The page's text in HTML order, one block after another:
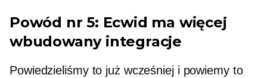
Powód nr 5: Ecwid ma więcej
wbudowanyintegracje
Powiedzieliśmy to już wcześniej i powiemy to